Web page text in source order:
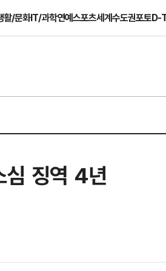
활/문화IT/과학연예스포츠세계수도권포토D-
징역 4년